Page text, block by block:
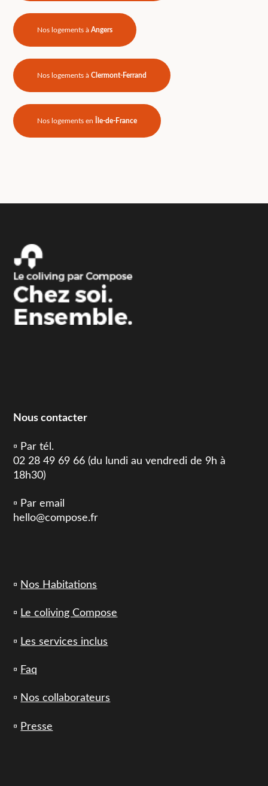
Nos logements àAngers
Nos logements àClermont-Ferrand
Nos logements en Île-de-France
Nous contacter
▫️ Par tél.
02 28 49 69 66 (du lundi au vendredi de 9h à
18h30)
▫️ Par email
hello@compose.fr
▫️ Nos Habitations
▫️ Le coliving Compose
▫️ Les services inclus
▫️ Faq
▫️ Nos collaborateurs
▫️ Presse